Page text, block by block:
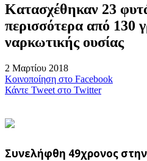
Κατασχέθηκαν 23
περισσότερα από 130
ναρκωτικής ουσίας
2 Μαρτίου 2018
Κοινοποίηση στο Facebook
Κάντε Tweet στο Twitter
Συνελήφθη 49χρονος